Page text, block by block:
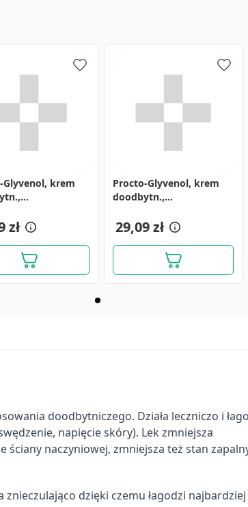
Glyvenol, krem
zł
Procto-Glyvenol, krem
doodbytn.,
29,09 zł
doodbytniczego. Działa leczniczo i
napięcie skóry). Lek zmniejsza
naczyniowej, zmniejsza też stan
dzięki czemu łagodzi najbardziej